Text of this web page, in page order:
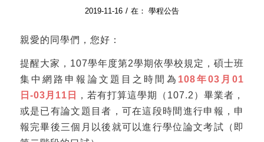
2019-11-16 / 在： 學程公告
親愛的同學們，您好：
提醒大家，107學年度第2學期依學校規定，碩士班
集中網路申報論文題目之時間為 108年03月01
日-03月11日
，若有打算這學期（107.2）畢業者，
或是已有論文題目者，可在這段時間進行申報，申
報完畢後三個月以後就可以進行學位論文考試（即